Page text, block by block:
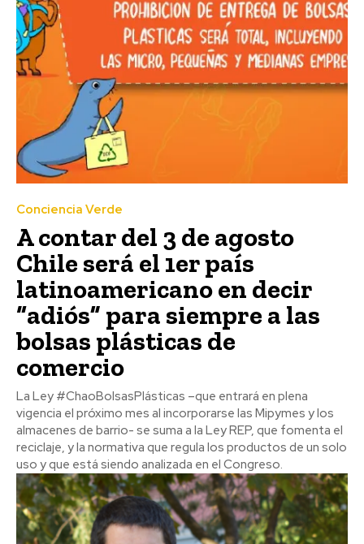
Conciencia Verde
A contar del 3 de agosto
Chile será el 1er país
latinoamericano en decir
“adiós” para siempre a las
bolsas plásticas de
comercio
La Ley #ChaoBolsasPlásticas –que entrará en plena
vigencia el próximo mes al incorporarse las Mipymes y los
almacenes de barrio- se suma a la Ley REP, que fomenta el
reciclaje, y la normativa que regula los productos de un solo
uso y que está siendo analizada en el Congreso.